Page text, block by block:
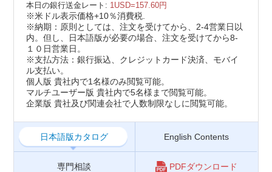
本日の銀行送金レート: 1USD=157.60円
※米ドル表示価格+10％消費税.
※納期：原則としては、注文を受けてから、2-4営業日以
内。但し、日本語版が必要の場合、注文を受けてから8-
１０日営業日。
※支払方法：銀行振込、クレジットカード決済、モバイ
ル支払い。
個人版 貴社内で1名様のみ閲覧可能。
マルチユーザー版 貴社内で5名様まで閲覧可能。
企業版 貴社及び関連会社で人数制限なしに閲覧可能。
日本語版カタログ English Contents
専門相談 PDFダウンロード